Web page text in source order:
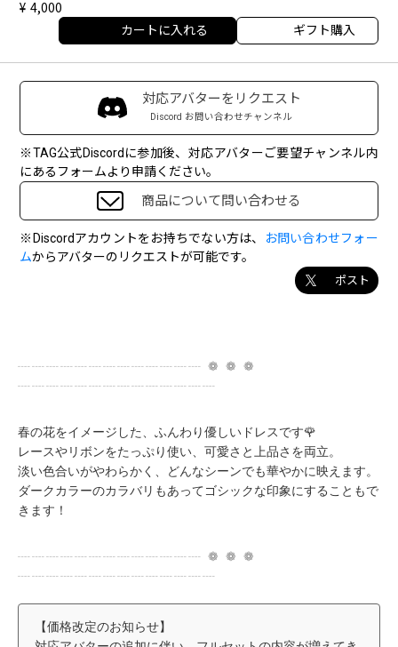
4,000
カートに入れる ギフト購入
対応アバターをリクエスト
Discord お問い合わせチャンネル
※TAG公式Discordに参加後、対応アバターご要望チャンネル内
にあるフォームより申請ください。
ポスト
商品について問い合わせる
※Discordアカウントをお持ちでない方は、
お問い合わせフォー
ムからアバターのリクエストが可能です。
┈┈┈┈┈┈┈┈┈┈┈┈┈ ❁ ❁ ❁
┈┈┈┈┈┈┈┈┈┈┈┈┈┈
春の花をイメージした、ふんわり優しいドレスです🌹
レースやリボンをたっぷり使い、可愛さと上品さを両立。
淡い色合いがやわらかく、どんなシーンでも華やかに映えます。
ダークカラーのカラバリもあってゴシックな印象にすることもで
きます！
┈┈┈┈┈┈┈┈┈┈┈┈┈ ❁ ❁ ❁
┈┈┈┈┈┈┈┈┈┈┈┈┈┈
【価格改定のお知らせ】